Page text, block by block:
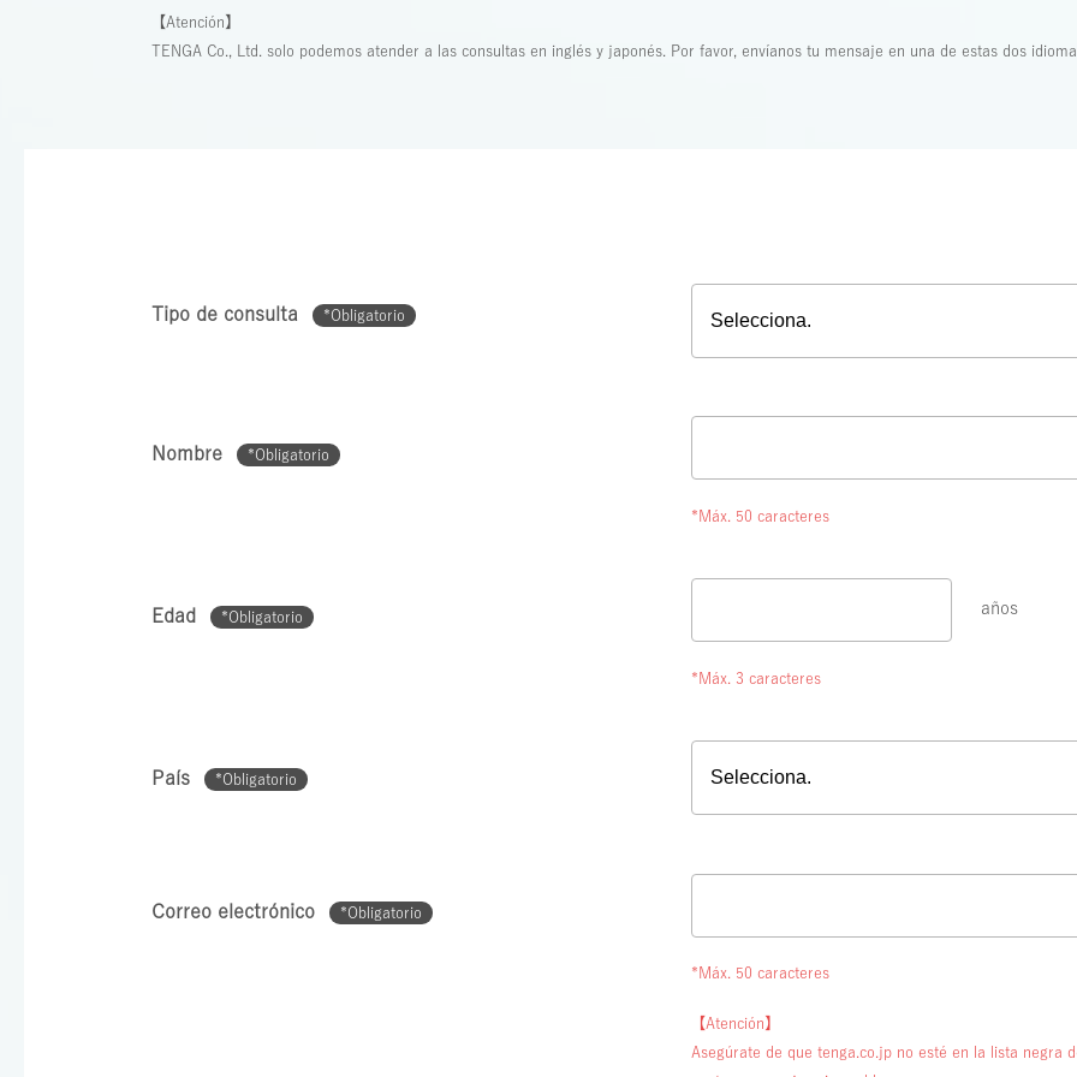
【Atención】
TENGA Co., Ltd. solo podemos atender a las consultas en inglés y japonés. Por favor, envíanos tu mensaje en una de estas dos
Tipo de consulta *Obligatorio
Nombre *Obligatorio
*Máx. 50 caracteres
Edad *Obligatorio años
*Máx. 3 caracteres
País *Obligatorio
Correo electrónico *Obligatorio
*Máx. 50 caracteres
【Atención】
Asegúrate de que tenga.co.jp no esté en la lista negra